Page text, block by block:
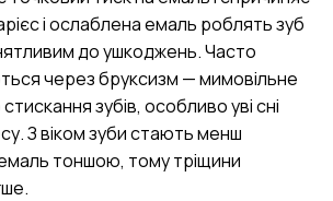
і ослаблена емаль роблять зуб
до ушкоджень. Часто
через бруксизм — мимовільне
зубів, особливо уві сні
З віком зуби стають менш
тоншою, тому тріщини